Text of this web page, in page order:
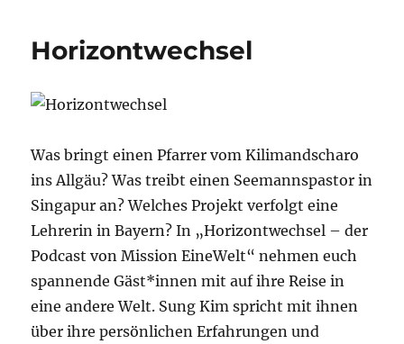
Horizontwechsel
Was bringt einen Pfarrer vom Kilimandscharo
ins Allgäu? Was treibt einen Seemannspastor in
Singapur an? Welches Projekt verfolgt eine
Lehrerin in Bayern? In „Horizontwechsel – der
Podcast von Mission EineWelt“ nehmen euch
spannende Gäst*innen mit auf ihre Reise in
eine andere Welt. Sung Kim spricht mit ihnen
über ihre persönlichen Erfahrungen und